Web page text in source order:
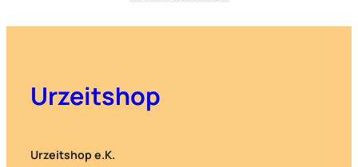
Urzeitshop
Urzeitshop e.K.